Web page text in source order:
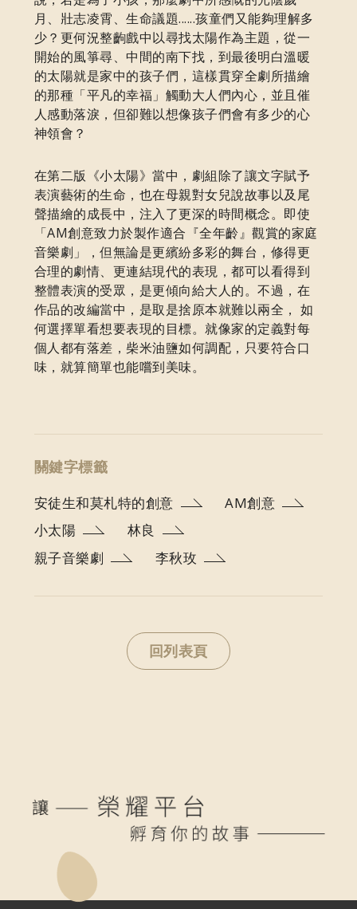
月、壯志凌霄、生命議題......孩童們又能夠理解多
少？更何況整齣戲中以尋找太陽作為主題，從一
開始的風箏尋、中間的南下找，到最後明白溫暖
的太陽就是家中的孩子們，這樣貫穿全劇所描繪
的那種「平凡的幸福」觸動大人們內心，並且催
人感動落淚，但卻難以想像孩子們會有多少的心
神領會？
在第二版《小太陽》當中，劇組除了讓文字賦予
表演藝術的生命，也在母親對女兒說故事以及尾
聲描繪的成長中，注入了更深的時間概念。即使
「AM創意致力於製作適合『全年齡』觀賞的家庭
音樂劇」，但無論是更繽紛多彩的舞台，修得更
合理的劇情、更連結現代的表現，都可以看得到
整體表演的受眾，是更傾向給大人的。不過，在
作品的改編當中，是取是捨原本就難以兩全， 如
何選擇單看想要表現的目標。就像家的定義對每
個人都有落差，柴米油鹽如何調配，只要符合口
味，就算簡單也能嚐到美味。
關鍵字標籤
安徒生和莫札特的創意
AM創意
小太陽
林良
親子音樂劇
李秋玫
回列表頁